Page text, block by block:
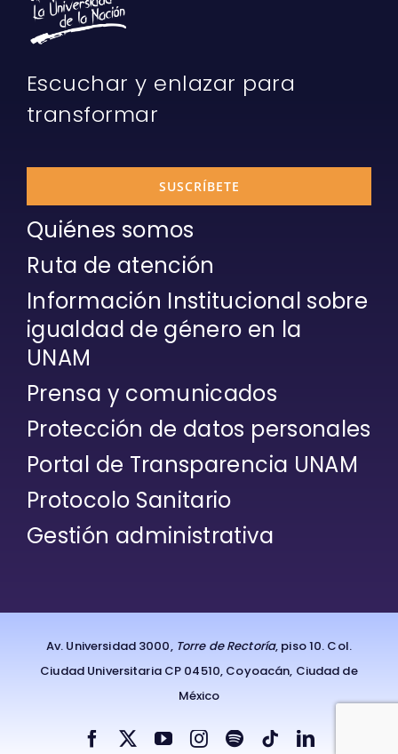
Escuchar y enlazar para
transformar
SUSCRÍBETE
Quiénes somos
Ruta de atención
Información Institucional sobre
igualdad de género en la
UNAM
Prensa y comunicados
Protección de datos personales
Portal de Transparencia UNAM
Protocolo Sanitario
Gestión administrativa
Av. Universidad 3000, Torre de Rectoría, piso 10. Col.
Ciudad Universitaria CP 04510, Coyoacán, Ciudad de
México